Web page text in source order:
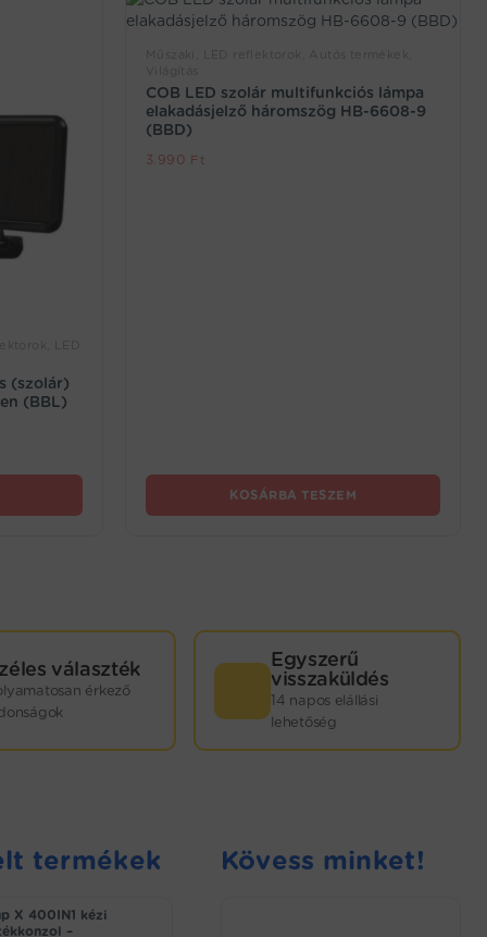
(szolár)
(BBL)
COB LED szolár multifunkciós lámpa
elakadásjelző háromszög HB-6608-9
(BBD)
3.990 Ft
KOSÁRBA TESZEM
választék
érkező
Egyszerű
visszaküldés
14 napos elállási
lehetőség
termékek
X 400IN1 kézi
–
Kövess minket!